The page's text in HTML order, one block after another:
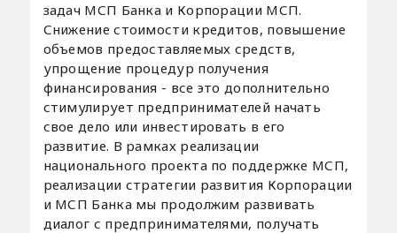
задач МСП Банка и Корпорации МСП.
Снижение стоимости кредитов, повышение
объемов предоставляемых средств,
упрощение процедур получения
финансирования - все это дополнительно
стимулирует предпринимателей начать
свое дело или инвестировать в его
развитие. В рамках реализации
национального проекта по поддержке МСП,
реализации стратегии развития Корпорации
и МСП Банка мы продолжим развивать
диалог с предпринимателями, получать